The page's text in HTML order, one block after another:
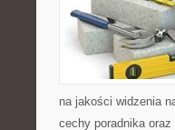
na jakości widzenia
cechy poradnika